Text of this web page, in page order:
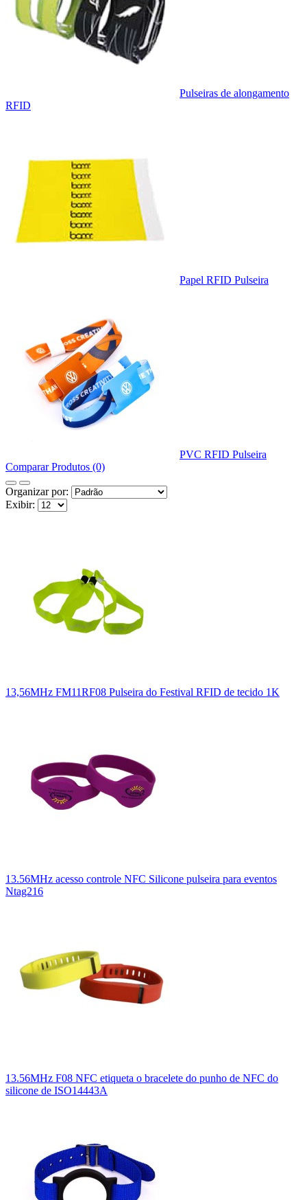
Pulseiras de alongamento
RFID
Papel RFID Pulseira
PVC RFID Pulseira
Comparar Produtos (0)
Organizar por:
Exibir:
13,56MHz FM11RF08 Pulseira do Festival RFID de tecido 1K
13.56MHz acesso controle NFC Silicone pulseira para eventos
Ntag216
13.56MHz F08 NFC etiqueta o bracelete do punho de NFC do
silicone de ISO14443A